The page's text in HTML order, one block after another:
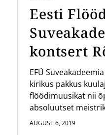
Eesti
kontsert
EFÜ
kirikus pakkus
flöödimuusikat nii
absoluutset
AUGUST 6, 2019